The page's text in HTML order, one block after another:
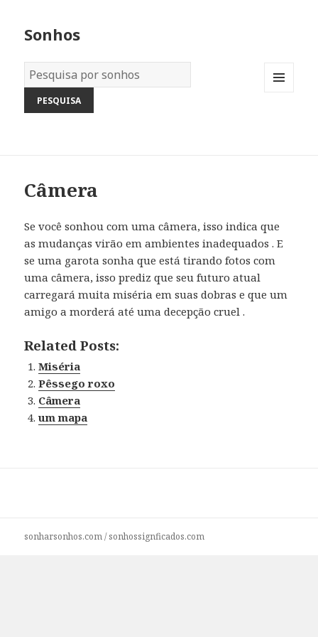
Sonhos
Dicionário
dos
Sonhos:
Câmera
Se você sonhou com uma câmera, isso indica que
as mudanças virão em ambientes inadequados . E
se uma garota sonha que está tirando fotos com
uma câmera, isso prediz que seu futuro atual
carregará muita miséria em suas dobras e que um
amigo a morderá até uma decepção cruel .
Related Posts:
Miséria
Pêssego roxo
Câmera
um mapa
sonharsonhos.com/sonhossignficados.com